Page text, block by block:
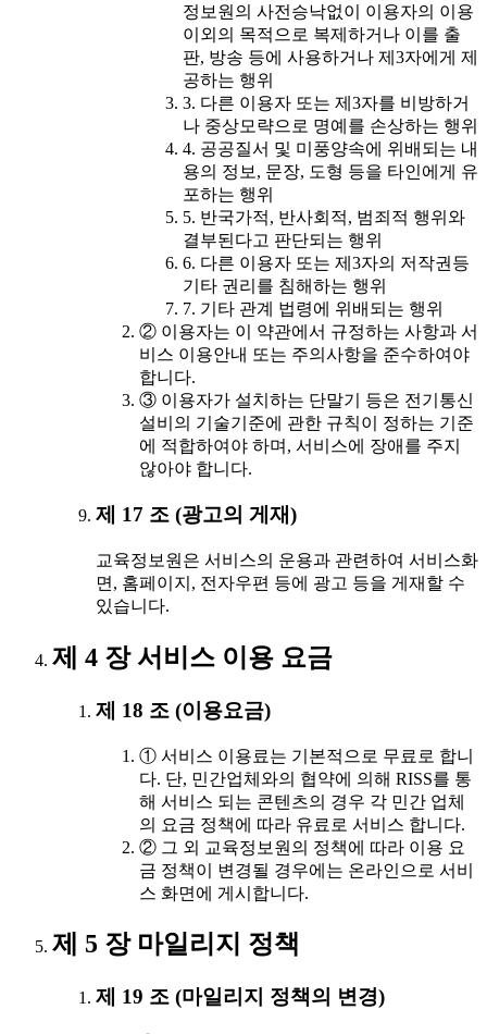
정보원의 사전승낙없이 이용자의 이용
이외의 목적으로 복제하거나 이를 출
판, 방송 등에 사용하거나 제3자에게 제
공하는 행위
3. 다른 이용자 또는 제3자를 비방하거
나 중상모략으로 명예를 손상하는 행위
4. 공공질서 및 미풍양속에 위배되는 내
용의 정보, 문장, 도형 등을 타인에게 유
포하는 행위
5. 반국가적, 반사회적, 범죄적 행위와
결부된다고 판단되는 행위
6. 다른 이용자 또는 제3자의 저작권등
기타 권리를 침해하는 행위
7. 기타 관계 법령에 위배되는 행위
② 이용자는 이 약관에서 규정하는 사항과 서
비스 이용안내 또는 주의사항을 준수하여야
합니다.
③ 이용자가 설치하는 단말기 등은 전기통신
설비의 기술기준에 관한 규칙이 정하는 기준
에 적합하여야 하며, 서비스에 장애를 주지
않아야 합니다.
제 17 조 (광고의 게재)
교육정보원은 서비스의 운용과 관련하여 서비스화
면, 홈페이지, 전자우편 등에 광고 등을 게재할 수
있습니다.
제 4 장 서비스 이용 요금
제 18 조 (이용요금)
① 서비스 이용료는 기본적으로 무료로 합니
다. 단, 민간업체와의 협약에 의해 RISS를 통
해 서비스 되는 콘텐츠의 경우 각 민간 업체
의 요금 정책에 따라 유료로 서비스 합니다.
② 그 외 교육정보원의 정책에 따라 이용 요
금 정책이 변경될 경우에는 온라인으로 서비
스 화면에 게시합니다.
제 5 장 마일리지 정책
제 19 조 (마일리지 정책의 변경)